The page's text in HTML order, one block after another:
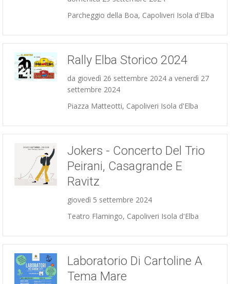
Parcheggio della Boa, Capoliveri Isola d'Elba
Auto e
moto
Rally Elba Storico 2024
da giovedì 26 settembre 2024 a venerdì 27
settembre 2024
Piazza Matteotti, Capoliveri Isola d'Elba
Concerti
Jokers - Concerto Del Trio
Peirani, Casagrande E
Ravitz
giovedì 5 settembre 2024
Teatro Flamingo, Capoliveri Isola d'Elba
Laboratorio Di Cartoline A
Tema Mare